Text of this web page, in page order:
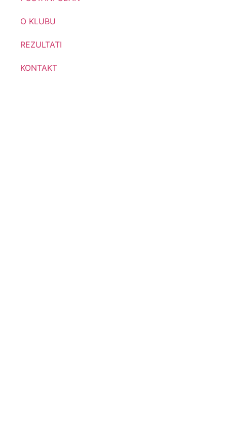
O KLUBU
REZULTATI
KONTAKT